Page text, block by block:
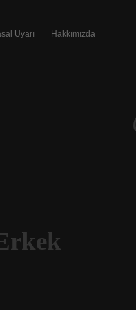
Uyarı Hakkımızda